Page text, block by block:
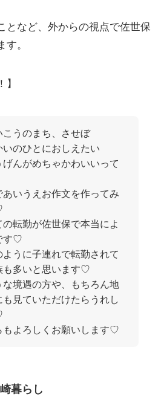
となど、外からの視点で佐世保
。
うのまち、させぼ
のひとにおしえたい
んがめちゃかわいいって
あいうえお作文を作ってみ
の転勤が佐世保で本当によ
す♡
ように子連れで転勤されて
も多いと思います♡
な境遇の方や、もちろん地
も見ていただけたらうれし
もよろしくお願いします♡
暮らし